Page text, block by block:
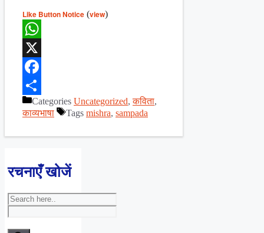
Like Button Notice (view)
WhatsApp
X
Facebook
ShareCategories Uncategorized,कविता,
काव्यभाषा
Tags mishra, sampada
रचनाएँ खोजें